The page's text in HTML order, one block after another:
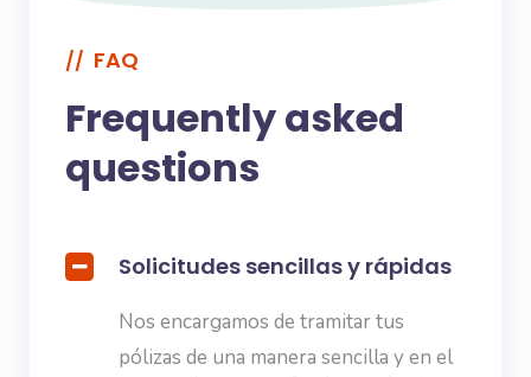
// FAQ
Frequently asked
questions
Solicitudes sencillas y rápidas
Nos encargamos de tramitar tus
pólizas de una manera sencilla y en el